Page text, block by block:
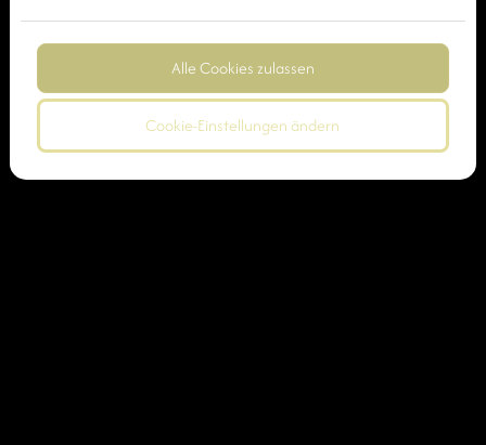
Alle Cookies zulassen
Cookie-Einstellungen ändern